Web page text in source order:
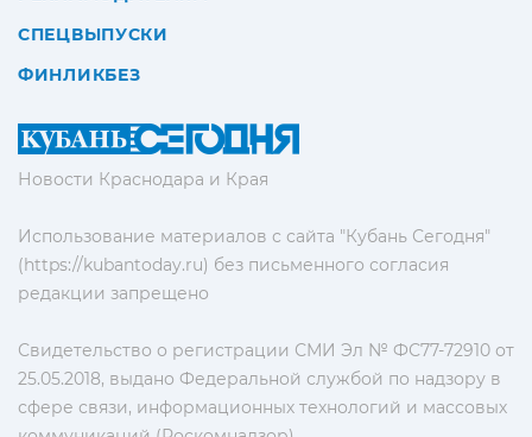
Новости Краснодара и Края
Использование материалов с сайта "Кубань Сегодня"
(https://kubantoday.ru) без письменного согласия
редакции запрещено
Свидетельство о регистрации СМИ Эл № ФС77-72910 от
25.05.2018, выдано Федеральной службой по надзору в
сфере связи, информационных технологий и массовых
СПЕЦВЫПУСКИ
ФИНЛИКБЕЗ